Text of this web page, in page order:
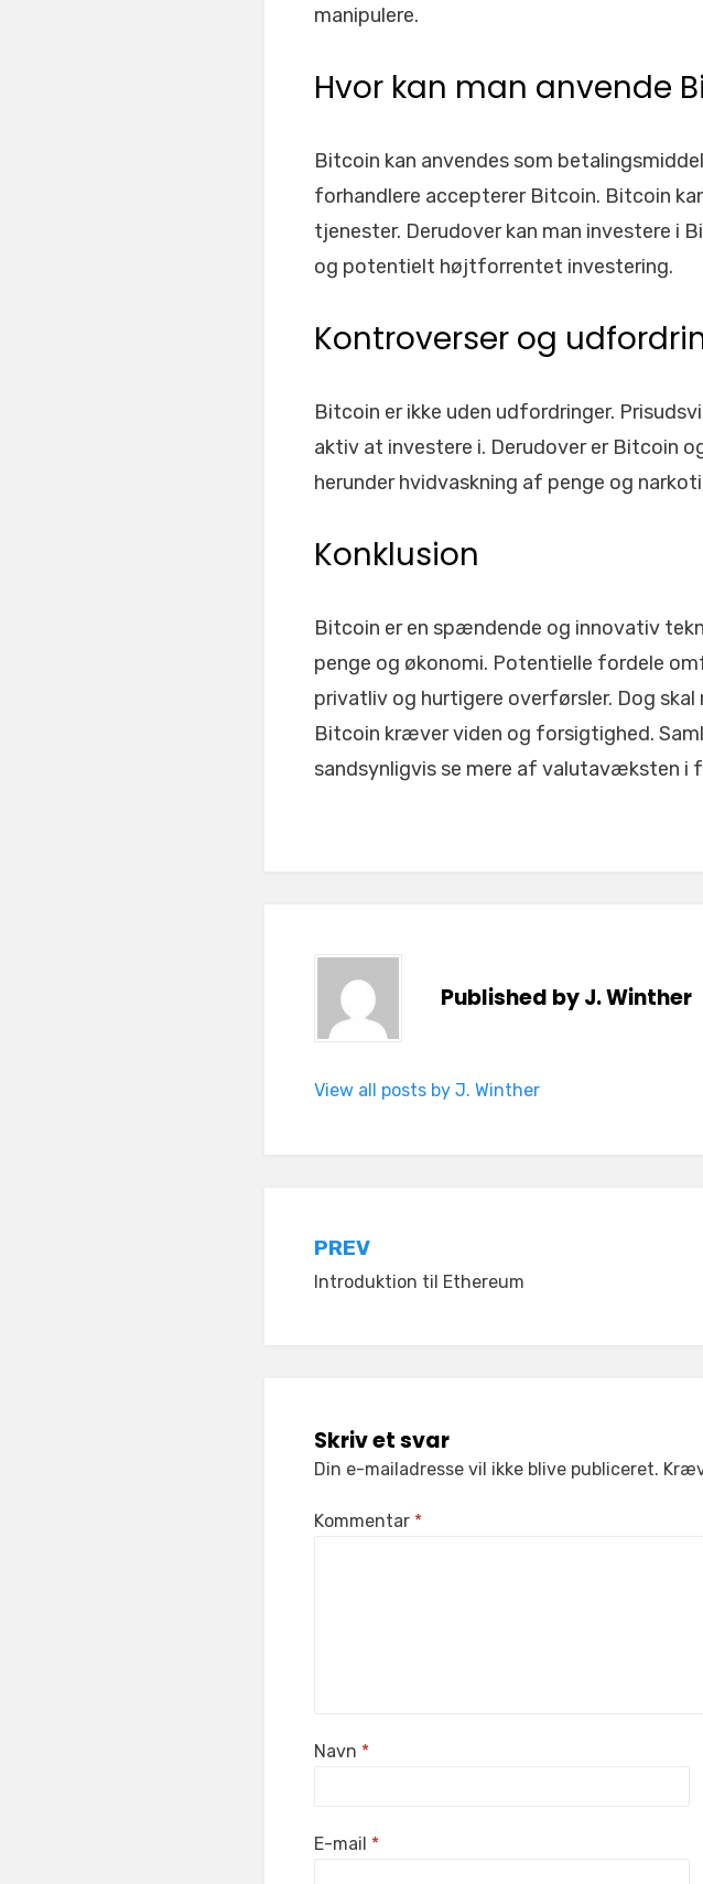
manipulere.
Hvor kan man anvende
Bitcoin kan anvendes som
forhandlere accepterer Bitcoin. Bitcoin
tjenester. Derudover kan man investere i
og potentielt højtforrentet investering.
Kontroverser og
Bitcoin er ikke uden udfordringer.
aktiv at investere i. Derudover er Bitcoin
herunder hvidvaskning af penge og
Konklusion
Bitcoin er en spændende og innovativ
penge og økonomi. Potentielle fordele
privatliv og hurtigere overførsler. Dog
Bitcoin kræver viden og forsigtighed.
sandsynligvis se mere af valutavæksten i
Published byJ. Winther
View all posts by J. Winther
Indlægsnavigation
PREV
Introduktion til Ethereum
Skriv et svar
Din e-mailadresse vil ikke blive publiceret.
Kommentar *
Navn *
E-mail *